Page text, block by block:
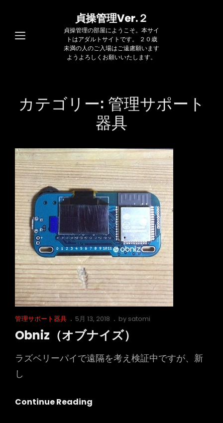
貞操管理Ver.２
貞操管理の部屋にようこそ。本サイ
トはアダルトサイトです。 ２０歳
未満の人のご入場はご遠慮願います
ようよろしくお願いいたします。
カテゴリー: 管理サポート
器具
Cat
Links
管理サポート器具
Posted
5月 13, 2018 by satomi
Obniz（オブナイズ）
ラズベリーパイで遠隔を考え検証中ですが、新
し
Continue Reading